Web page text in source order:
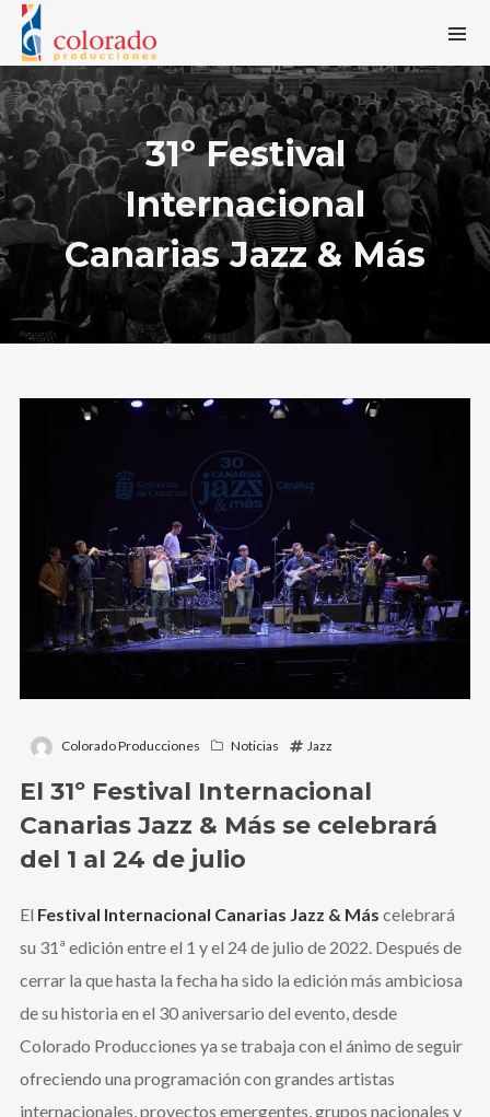
31º Festival
Internacional
Canarias Jazz & Más
Colorado Producciones Noticias Jazz
El 31º Festival Internacional
Canarias Jazz & Más se celebrará
del 1 al 24 de julio
El Festival Internacional Canarias Jazz & Más celebrará
su 31ª edición entre el 1 y el 24 de julio de 2022. Después de
cerrar la que hasta la fecha ha sido la edición más ambiciosa
de su historia en el 30 aniversario del evento, desde
Colorado Producciones ya se trabaja con el ánimo de seguir
ofreciendo una programación con grandes artistas
internacionales, proyectos emergentes, grupos nacionales y